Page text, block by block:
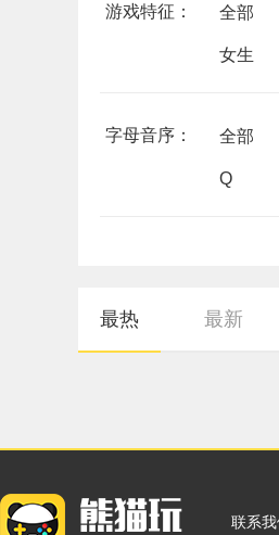
游戏特征： 全部
女生
字母音序： 全部
Q
最热 最新
联系我